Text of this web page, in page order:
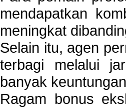
mendapatkan
meningkat
Selain itu, agen
terbagi melalui
banyak
Ragam bonus